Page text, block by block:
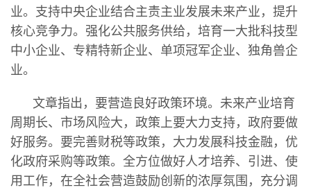
业。支持中央企业结合主责主业发展未来产业，提升
核心竞争力。强化公共服务供给，培育一大批科技型
中小企业、专精特新企业、单项冠军企业、独角兽企
业。
文章指出，要营造良好政策环境。未来产业培育
周期长、市场风险大，政策上要大力支持，政府要做
好服务。要完善财税等政策，大力发展科技金融，优
化政府采购等政策。全方位做好人才培养、引进、使
用工作，在全社会营造鼓励创新的浓厚氛围，充分调